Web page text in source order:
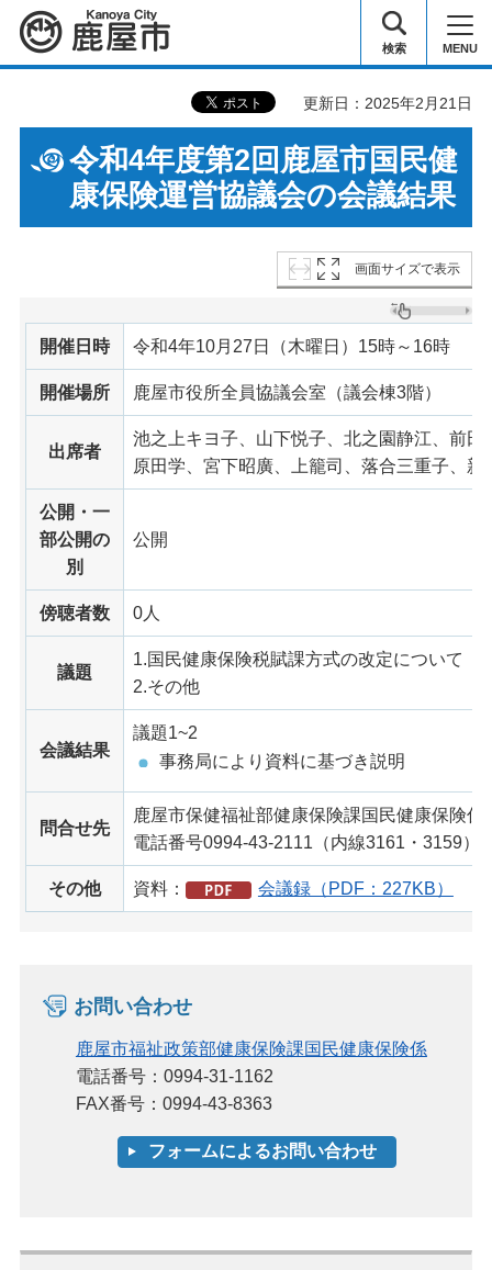
鹿屋市 検索 MENU
更新日：2025年2月21日
令和4年度第2回鹿屋市国民健
康保険運営協議会の会議結果
画面サイズで表示
開催日時 令和4年10月27日（木曜日）15時～16時
開催場所 鹿屋市役所全員協議会室（議会棟3階）
出席者
池之上キヨ子、山下悦子、北之園静江、前
原田学、宮下昭廣、上籠司、落合三重子、新
公開・一
部公開の
別
公開
傍聴者数 0人
議題
1.国民健康保険税賦課方式の改定について（
2.その他
会議結果
議題1~2
事務局により資料に基づき説明
問合せ先
鹿屋市保健福祉部健康保険課国民健康保険係
電話番号0994-43-2111（内線3161・3159）
その他 資料： 会議録（PDF：227KB）
お問い合わせ
鹿屋市福祉政策部健康保険課国民健康保険係
電話番号：0994-31-1162
FAX番号：0994-43-8363